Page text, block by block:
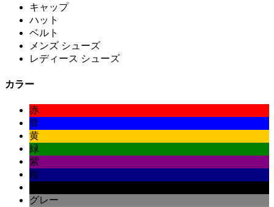
キャップ
ハット
ベルト
メンズ シューズ
レディース シューズ
カラー
赤
青
黄
緑
紫
紺
グレー